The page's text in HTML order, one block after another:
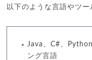
以下のような言語やツ
Java、C#、
ング言語